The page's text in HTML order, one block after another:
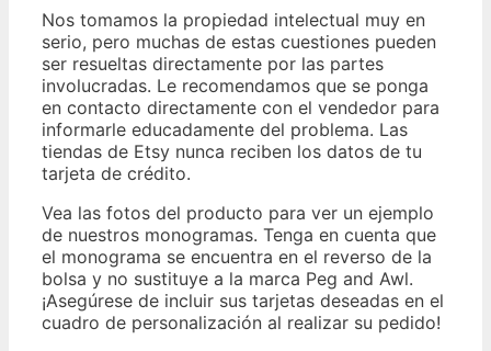
Nos tomamos la propiedad intelectual muy en
serio, pero muchas de estas cuestiones pueden
ser resueltas directamente por las partes
involucradas. Le recomendamos que se ponga
en contacto directamente con el vendedor para
informarle educadamente del problema. Las
tiendas de Etsy nunca reciben los datos de tu
tarjeta de crédito.
Vea las fotos del producto para ver un ejemplo
de nuestros monogramas. Tenga en cuenta que
el monograma se encuentra en el reverso de la
bolsa y no sustituye a la marca Peg and Awl.
¡Asegúrese de incluir sus tarjetas deseadas en el
cuadro de personalización al realizar su pedido!